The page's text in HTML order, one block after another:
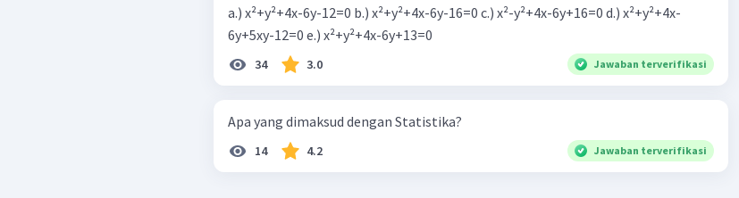
a.) x²+y²+4x-6y-12=0 b.) x²+y²+4x-6y-16=0 c.) x²-y²+4x-6y+16=0 d.) x²+y²+4x-
6y+5xy-12=0 e.) x²+y²+4x-6y+13=0
34 3.0 Jawaban terverifikasi
Apa yang dimaksud dengan Statistika?
14 4.2 Jawaban terverifikasi